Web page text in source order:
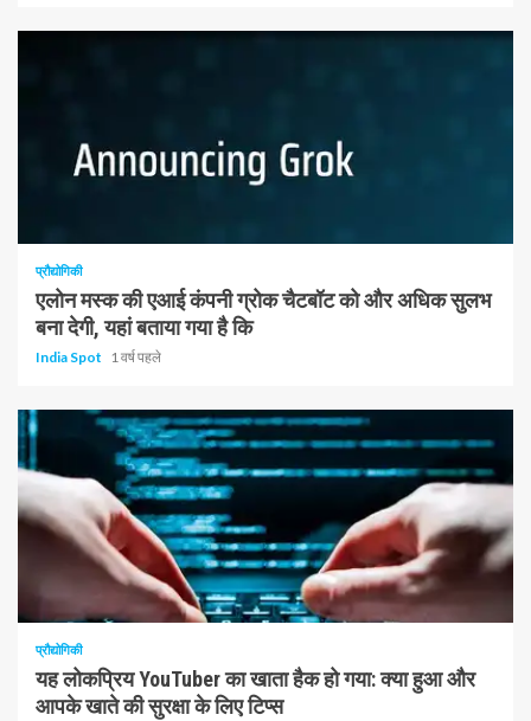
प्रौद्योगिकी
एलोन मस्क की एआई कंपनी ग्रोक चैटबॉट को और अधिक सुलभ
बना देगी, यहां बताया गया है कि
India Spot 1 वर्ष पहले
प्रौद्योगिकी
यह लोकप्रिय YouTuber का खाता हैक हो गया: क्या हुआ और
आपके खाते की सुरक्षा के लिए टिप्स